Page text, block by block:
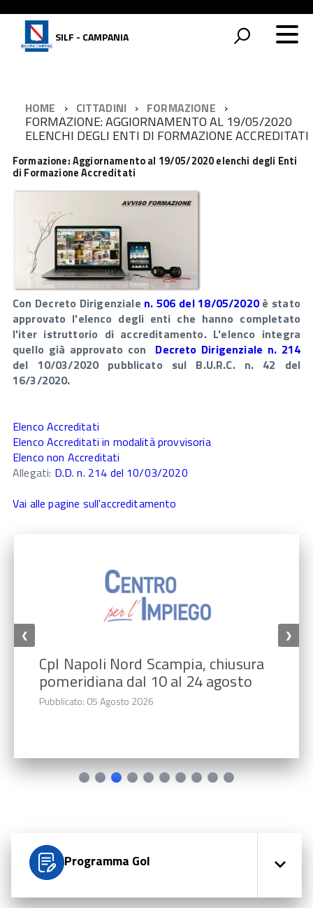
SILF - CAMPANIA
HOME CITTADINI FORMAZIONE
FORMAZIONE: AGGIORNAMENTO AL 19/05/2020
ELENCHI DEGLI ENTI DI FORMAZIONE ACCREDITATI
Formazione: Aggiornamento al 19/05/2020 elenchi degli Enti
di Formazione Accreditati
Con Decreto Dirigenziale n. 506 del 18/05/2020è stato
approvato l'elenco degli enti che hanno completato
l'iter istruttorio di accreditamento. L'elenco integra
quello già approvato con
Decreto Dirigenziale n. 214
del 10/03/2020 pubblicato sul B.U.R.C. n. 42 del
16/3/2020.
Elenco Accreditati
Elenco Accreditati in modalità provvisoria
Elenco non Accreditati
Allegati: D.D. n. 214 del 10/03/2020
Vai alle pagine sull'accreditamento
CpI Napoli Nord Scampia, chiusura
pomeridiana dal 10 al 24 agosto
Pubblicato: 05 Agosto 2026
❮ ❯
Programma Gol